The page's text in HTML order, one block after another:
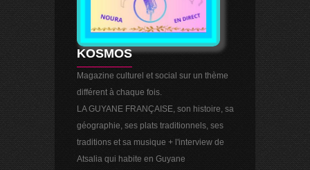
KOSMOS
Magazine culturel et social sur un thème
différent à chaque fois.
LA GUYANE FRANÇAISE, son histoire, sa
géographie, ses plats traditionnels, ses
traditions et sa musique + l'interview de
Atsalia qui habite en Guyane